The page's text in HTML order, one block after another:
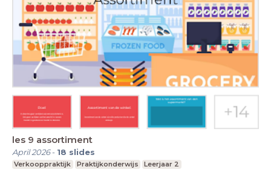
les 9 assortiment
April 2026- 18 slides
Verkooppraktijk Praktijkonderwijs Leerjaar 2